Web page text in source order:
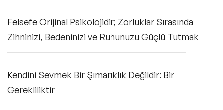
Felsefe Orijinal Psikolojidir; Zorluklar Sırasında
Zihninizi, Bedeninizi ve Ruhunuzu Güçlü Tutmak
Kendini Sevmek Bir Şımarıklık Değildir: Bir
Gerekliliktir